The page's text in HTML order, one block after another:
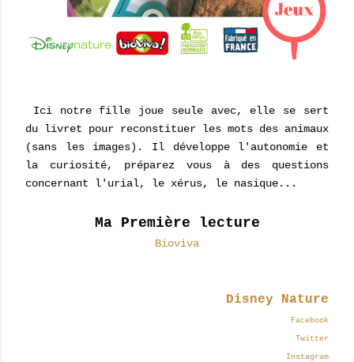
Ici notre fille joue seule avec, elle se sert
du livret pour reconstituer les mots des animaux
(sans les images). Il développe l'autonomie et
la curiosité, préparez vous à des questions
concernant l'urial, le xérus, le nasique...
Ma Première lecture
Bioviva
Disney Nature
Facebook
Twitter
Instagram